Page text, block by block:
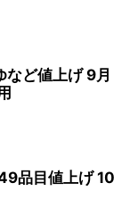
ど値上げ 9月
品目値上げ 10